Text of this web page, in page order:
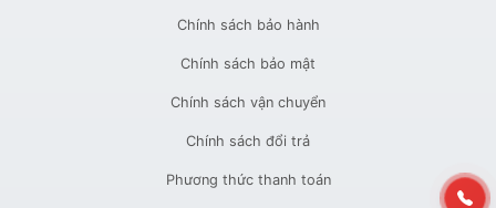
Chính sách bảo hành
Chính sách bảo mật
Chính sách vận chuyển
Chính sách đổi trả
Phương thức thanh toán